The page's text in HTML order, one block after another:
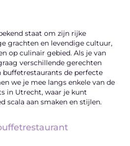
staat om zijn rijke
grachten en levendige cultuur,
op culinair gebied. Als je van
verschillende gerechten
buffetrestaurants de perfecte
we je mee langs enkele van de
in Utrecht, waar je kunt
scala aan smaken en stijlen.